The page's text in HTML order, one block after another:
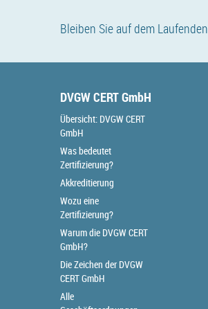
Bleiben Sie auf dem Laufenden
DVGW CERT GmbH
Übersicht: DVGW CERT
GmbH
Was bedeutet
Zertifizierung?
Akkreditierung
Wozu eine
Zertifizierung?
Warum die DVGW CERT
GmbH?
Die Zeichen der DVGW
CERT GmbH
Alle